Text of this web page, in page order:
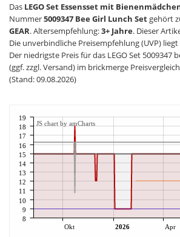
Das LEGO Set Essensset mit
Nummer5009347 Bee Girl Lunch Setgehört
GEAR. Altersempfehlung:3+ Jahre. Dieser
Die unverbindliche Preisempfehlung (UVP) liegt
Der niedrigste Preis für das LEGO Set 5009347
(ggf. zzgl. Versand) im brickmerge
(Stand: 09.08.2026)
Okt 2026 Apr
8
9
10
11
12
13
14
15
16
17
18
19
JS chart by amCharts